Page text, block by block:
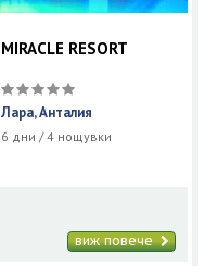
MIRACLE RESORT
Лара, Анталия
6 дни / 4 нощувки
виж повече